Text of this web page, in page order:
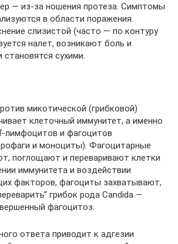
— из-за ношения протеза. Симптомы
в области поражения.
слизистой (часто — по контуру
налет, возникают боль и
сухими.
микотической (грибковой)
клеточный иммунитет, а именно
лимфоцитов и фагоцитов
и моноциты). Фагоцитарные
поглощают и переваривают клетки
иммунитета и воздействии
факторов, фагоциты захватывают,
грибок рода Candida —
фагоцитоз.
ответа приводит к адгезии